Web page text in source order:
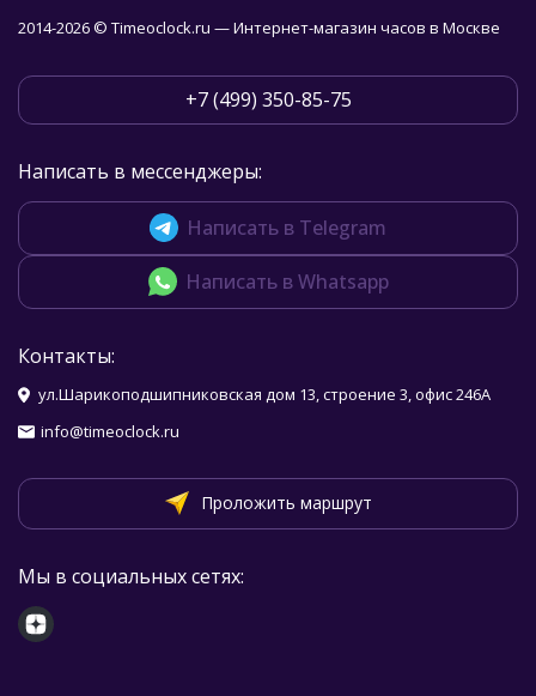
2014-2026 © Timeoclock.ru — Интернет-магазин часов в Москве
+7 (499) 350-85-75
Написать в мессенджеры:
Написать в Telegram
Написать в Whatsapp
Контакты:
ул.Шарикоподшипниковская дом 13, строение 3, офис 246А
info@timeoclock.ru
Проложить маршрут
Мы в социальных сетях: